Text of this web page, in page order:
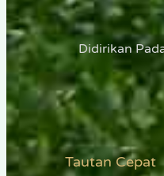
Didirikan
Tautan Cepat